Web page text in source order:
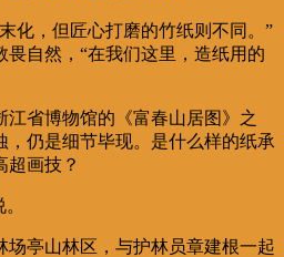
化，但匠心打磨的竹纸则不同。”
自然，“在我们这里，造纸用的
省博物馆的《富春山居图》之
，仍是细节毕现。是什么样的纸承
超画技？
场亭山林区，与护林员章建根一起